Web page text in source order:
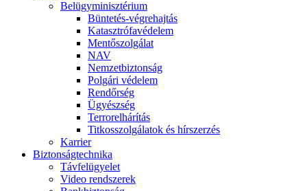
Belügyminisztérium
Büntetés-végrehajtás
Katasztrófavédelem
Mentőszolgálat
NAV
Nemzetbiztonság
Polgári védelem
Rendőrség
Ügyészség
Terrorelhárítás
Titkosszolgálatok és hírszerzés
Karrier
Biztonságtechnika
Távfelügyelet
Video rendszerek